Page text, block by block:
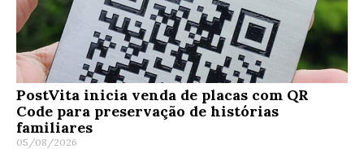
PostVita inicia venda de placas com QR
Code para preservação de histórias
familiares
05/08/2026